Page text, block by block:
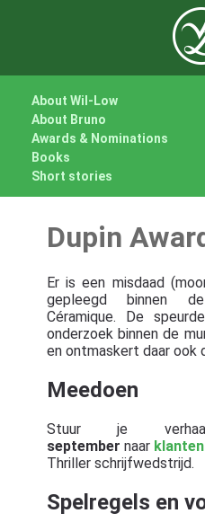
About Wil-Low
About Bruno
Awards & Nominations
Books
Short stories
Dupin
Er is een misdaad
gepleegd binnen
Céramique. De
onderzoek binnen de
en ontmaskert daar ook
Meedoen
Stuur je
september naar
Thriller schrijfwedstrijd.
Spelregels en